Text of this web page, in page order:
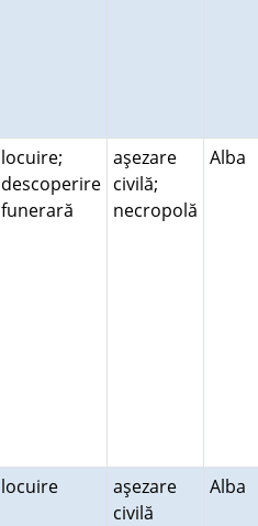
locuire;
descoperire
funerară
aşezare
civilă;
necropolă
Alba
locuire
aşezare
civilă
Alba